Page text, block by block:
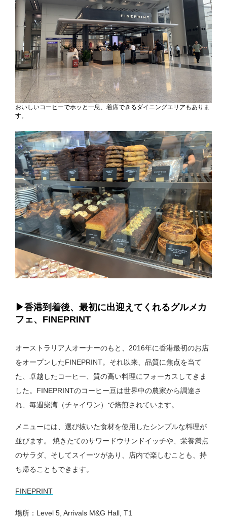
おいしいコーヒーでホッと一息、着席できるダイニングエリアもありま
す。
▶︎香港到着後、最初に出迎えてくれるグルメカ
フェ、FINEPRINT
オーストラリア人オーナーのもと、2016年に香港最初のお店
をオープンしたFINEPRINT。それ以来、品質に焦点を当て
た、卓越したコーヒー、質の高い料理にフォーカスしてきま
した。FINEPRINTのコーヒー豆は世界中の農家から調達さ
れ、毎週柴湾（チャイワン）で焙煎されています。
メニューには、選び抜いた食材を使用したシンプルな料理が
並びます。 焼きたてのサワードウサンドイッチや、栄養満点
のサラダ、そしてスイーツがあり、店内で楽しむことも、持
ち帰ることもできます。
FINEPRINT
場所：Level 5, Arrivals M&G Hall, T1